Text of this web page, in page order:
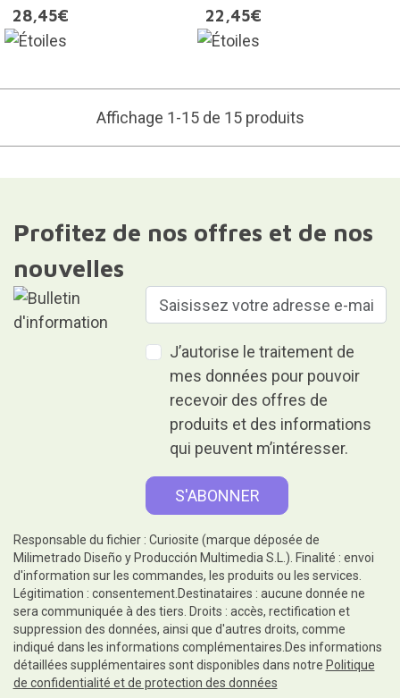
28,45€
22,45€
Affichage 1-15 de 15 produits
Profitez de nos offres et de nos
nouvelles
J’autorise le traitement de
mes données pour pouvoir
recevoir des offres de
produits et des informations
qui peuvent m’intéresser.
Responsable du fichier : Curiosite (marque déposée de
Milimetrado Diseño y Producción Multimedia S.L.). Finalité : envoi
d'information sur les commandes, les produits ou les services.
Légitimation : consentement.Destinataires : aucune donnée ne
sera communiquée à des tiers. Droits : accès, rectification et
suppression des données, ainsi que d'autres droits, comme
indiqué dans les informations complémentaires.Des informations
détaillées supplémentaires sont disponibles dans notre Politique
de confidentialité et de protection des données